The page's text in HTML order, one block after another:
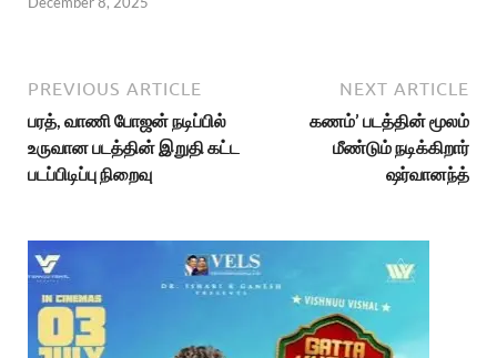
PREVIOUS ARTICLE
பரத், வாணி போஜன் நடிப்பில்
உருவான படத்தின் இறுதி கட்ட
படப்பிடிப்பு நிறைவு
NEXT ARTICLE
கணம்’ படத்தின் மூலம்
மீண்டும் நடிக்கிறார்
ஷர்வானந்த்